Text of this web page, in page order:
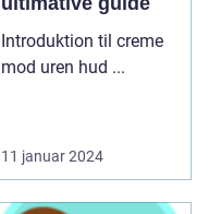
Introduktion til creme
mod uren hud ...
11 januar 2024